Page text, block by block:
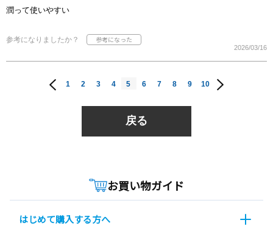
潤って使いやすい
参考になりましたか？
2026/03/16
1 2 3 4 5 6 7 8 9 10
戻る
お買い物ガイド
はじめて購入する方へ